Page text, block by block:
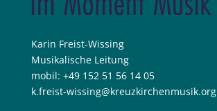
Karin Freist-Wissing
Musikalische Leitung
mobil: +49 152 51 56 14 05
k.freist-wissing@kreuzkirchenmusik.org